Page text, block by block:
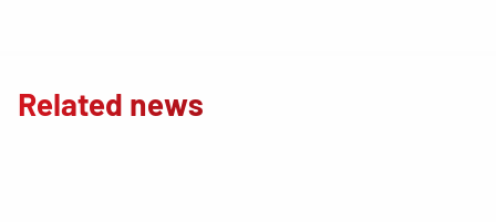
Related news